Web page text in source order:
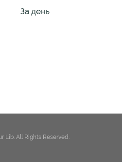
За день
Lib. All Rights Reserved.